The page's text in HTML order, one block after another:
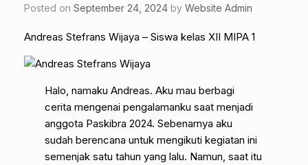
Posted on September 24, 2024 by Website Admin
Andreas Stefrans Wijaya – Siswa kelas XII MIPA 1
Halo, namaku Andreas. Aku mau berbagi
cerita mengenai pengalamanku saat menjadi
anggota Paskibra 2024. Sebenarnya aku
sudah berencana untuk mengikuti kegiatan ini
semenjak satu tahun yang lalu. Namun, saat itu